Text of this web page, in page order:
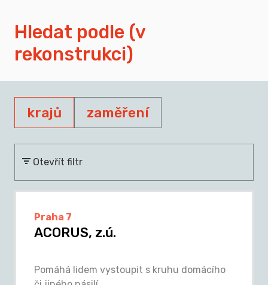
Hledat podle (v
rekonstrukci)
krajů zaměření
Otevřít filtr
Praha 7
ACORUS, z.ú.
Pomáhá lidem vystoupit s kruhu domácího